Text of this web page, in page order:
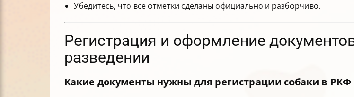
Убедитесь, что все отметки сделаны официально и разборчиво.
Регистрация и оформление
разведении
Какие документы нужны для регистрации собаки в РКФ